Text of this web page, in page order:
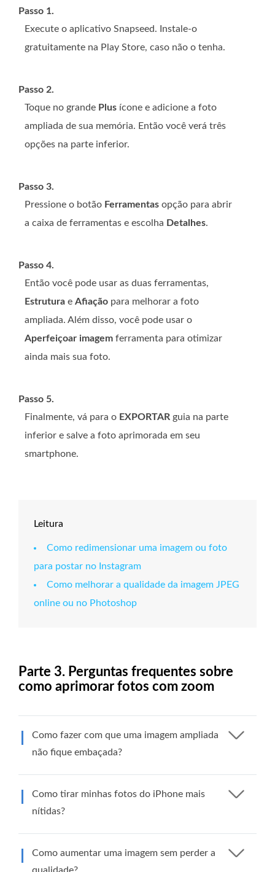
Passo 1.
Execute o aplicativo Snapseed. Instale-o
gratuitamente na Play Store, caso não o tenha.
Passo 2.
Toque no grande Plus ícone e adicione a foto
ampliada de sua memória. Então você verá três
opções na parte inferior.
Passo 3.
Pressione o botão Ferramentas opção para abrir
a caixa de ferramentas e escolha Detalhes.
Passo 4.
Então você pode usar as duas ferramentas,
Estrutura e Afiação para melhorar a foto
ampliada. Além disso, você pode usar o
Aperfeiçoar imagem ferramenta para otimizar
ainda mais sua foto.
Passo 5.
Finalmente, vá para o EXPORTAR guia na parte
inferior e salve a foto aprimorada em seu
smartphone.
Leitura
Como redimensionar uma imagem ou foto
para postar no Instagram
Como melhorar a qualidade da imagem JPEG
online ou no Photoshop
Parte 3. Perguntas frequentes sobre
como aprimorar fotos com zoom
Como fazer com que uma imagem ampliada
não fique embaçada?
Como tirar minhas fotos do iPhone mais
nítidas?
Como aumentar uma imagem sem perder a
qualidade?